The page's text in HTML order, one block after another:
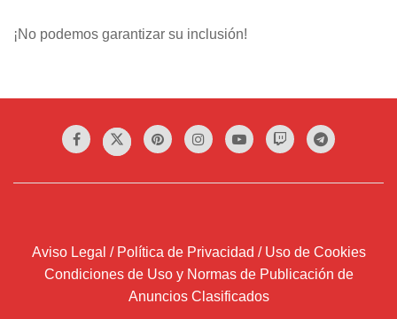
¡No podemos garantizar su inclusión!
Aviso Legal / Política de Privacidad / Uso de Cookies
Condiciones de Uso y Normas de Publicación de
Anuncios Clasificados